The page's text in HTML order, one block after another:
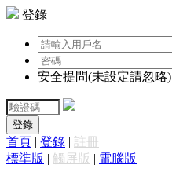
登錄
安全提問(未設定請忽略)
登錄
首頁 | 登錄 | 註冊
標準版 | 觸屏版 | 電腦版 |